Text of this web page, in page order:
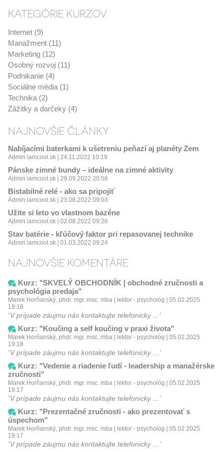
KATEGÓRIE KURZOV
Internet (9)
Manažment (11)
Marketing (12)
Osobný rozvoj (11)
Podnikanie (4)
Sociálne média (1)
Technika (2)
Zážitky a darčeky (4)
NAJNOVŠIE ČLÁNKY
Nabíjacími baterkami k ušetreniu peňazí aj planéty Zem
Admin iamcool.sk | 24.11.2022 10:19
Pánske zimné bundy – ideálne na zimné aktivity
Admin iamcool.sk | 29.09.2022 20:56
Bistabilné relé - ako sa pripojiť
Admin iamcool.sk | 23.08.2022 09:03
Užite si leto vo vlastnom bazéne
Admin iamcool.sk | 02.08.2022 09:26
Stav batérie - kľúčový faktor pri repasovanej technike
Admin iamcool.sk | 01.03.2022 09:24
NAJNOVŠIE KOMENTÁRE
Kurz: "SKVELÝ OBCHODNÍK | obchodné zručnosti a
psychológia predaja"
Marek Horňanský, phdr. mgr. msc. mba | lektor - psychológ | 05.02.2025
19:18
V prípade záujmu nás kontaktujte telefonicky ...
Kurz: "Koučing a self koučing v praxi života"
Marek Horňanský, phdr. mgr. msc. mba | lektor - psychológ | 05.02.2025
19:18
V prípade záujmu nás kontaktujte telefonicky ...
Kurz: "Vedenie a riadenie ľudí - leadership a manažérske
zručnosti"
Marek Horňanský, phdr. mgr. msc. mba | lektor - psychológ | 05.02.2025
19:17
V prípade záujmu nás kontaktujte telefonicky ...
Kurz: "Prezentačné zručnosti - ako prezentovať s
úspechom"
Marek Horňanský, phdr. mgr. msc. mba | lektor - psychológ | 05.02.2025
19:17
V prípade záujmu nás kontaktujte telefonicky ...